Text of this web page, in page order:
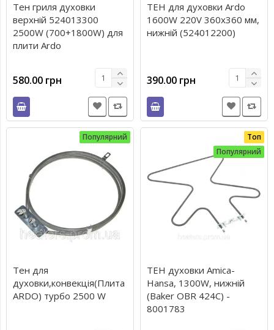
Тен гриля духовки
верхній 524013300
2500W (700+1800W) для
плити Ardo
580.00 грн
ТЕН для духовки Ardo
1600W 220V 360x360 мм,
нижній (524012200)
390.00 грн
Популярний
Тен для
духовки,конвекція(Плита
ARDO) турбо 2500 W
Топ
Популярний
ТЕН духовки Amica-
Hansa, 1300W, нижній
(Baker OBR 424C) -
8001783